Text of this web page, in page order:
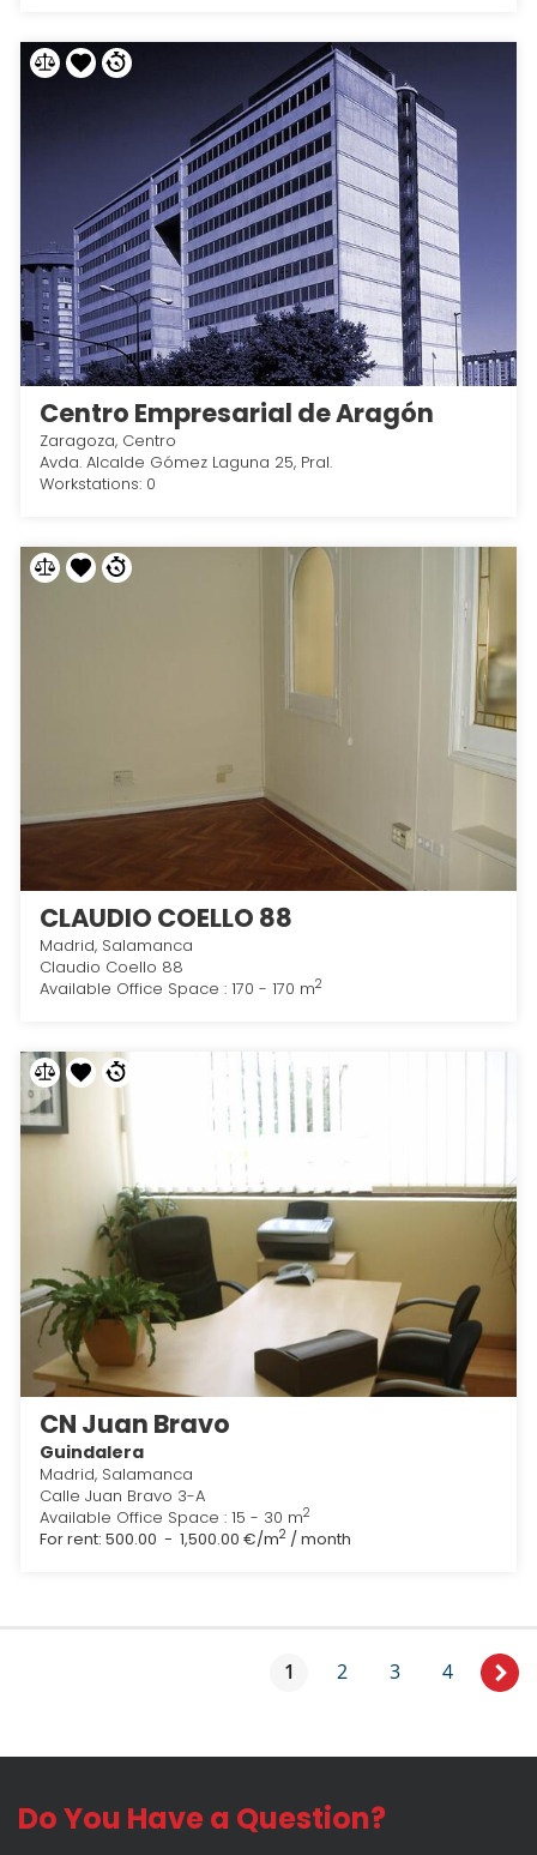
Centro Empresarial de Aragón
Zaragoza, Centro
Avda. Alcalde Gómez Laguna 25, Pral.
Workstations: 0
CLAUDIO COELLO 88
Madrid, Salamanca
Claudio Coello 88
Available Office Space : 170 - 170 m2
CN Juan Bravo
Guindalera
Madrid, Salamanca
Calle Juan Bravo 3-A
Available Office Space : 15 - 30 m2
For rent: 500.00 - 1,500.00 €/m2 / month
1 2 3 4
Do You Have a Question?